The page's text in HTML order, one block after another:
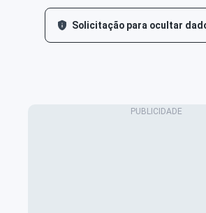
Solicitação para ocultar